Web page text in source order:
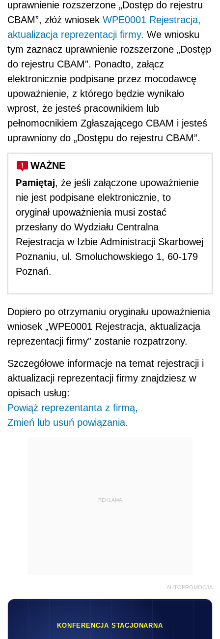
uprawnienie rozszerzone „Dostęp do rejestru
CBAM”, złóż wniosek WPE0001 Rejestracja,
aktualizacja reprezentacji firmy. We wniosku
tym zaznacz uprawnienie rozszerzone „Dostęp
do rejestru CBAM”. Ponadto, załącz
elektronicznie podpisane przez mocodawcę
upoważnienie, z którego będzie wynikało
wprost, że jesteś pracownikiem lub
pełnomocnikiem Zgłaszającego CBAM i jesteś
uprawniony do „Dostępu do rejestru CBAM”.
WAŻNE
Pamiętaj, że jeśli załączone upoważnienie
nie jest podpisane elektronicznie, to
oryginał upoważnienia musi zostać
przesłany do Wydziału Centralna
Rejestracja w Izbie Administracji Skarbowej
Poznaniu, ul. Smoluchowskiego 1, 60-179
Poznań.
Dopiero po otrzymaniu oryginału upoważnienia
wniosek „WPE0001 Rejestracja, aktualizacja
reprezentacji firmy” zostanie rozpatrzony.
Szczegółowe informacje na temat rejestracji i
aktualizacji reprezentacji firmy znajdziesz w
opisach usług:
Powiąż reprezentanta z firmą,
Zmień lub usuń powiązania.
REKLAMA
AUTOPROMOCJA
KONFERENCJA STACJONARNA